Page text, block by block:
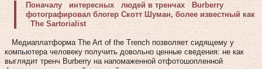
Поначалу интересных людей в тренчах Burberry
фотографировал блогер Скотт Шуман, более известный как
The Sartorialist
Медиаплатформа The Art of the Trench позволяет сидящему у
компьютера человеку получить довольно ценные сведения: не как
выглядит тренч Burberry на напомаженной отфотошопленной